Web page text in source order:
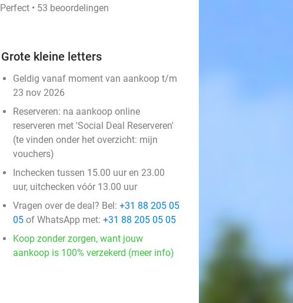
Perfect • 53 beoordelingen
Grote kleine letters
Geldig vanaf moment van aankoop t/m
23 nov 2026
Reserveren: na aankoop online
reserveren met 'Social Deal Reserveren'
(te vinden onder het overzicht: mijn
vouchers)
Inchecken tussen 15.00 uur en 23.00
uur, uitchecken vóór 13.00 uur
Vragen over de deal? Bel: +31 88 205 05
05 of WhatsApp met: +31 88 205 05 05
Koop zonder zorgen, want jouw
aankoop is 100% verzekerd (meer info)